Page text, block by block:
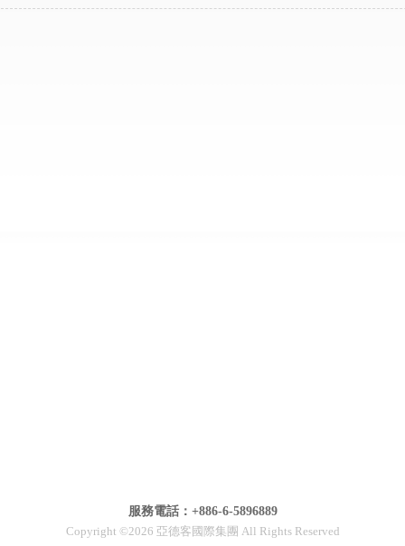
服務電話：+886-6-5896889
Copyright ©2026 亞德客國際集團 All Rights Reserved